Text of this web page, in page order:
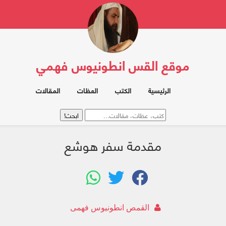
موقع القس انطونيوس فهمي
الرئيسية الكتب العظات المقالات
مقدمة سفر هوشع
القمص انطونيوس فهمى